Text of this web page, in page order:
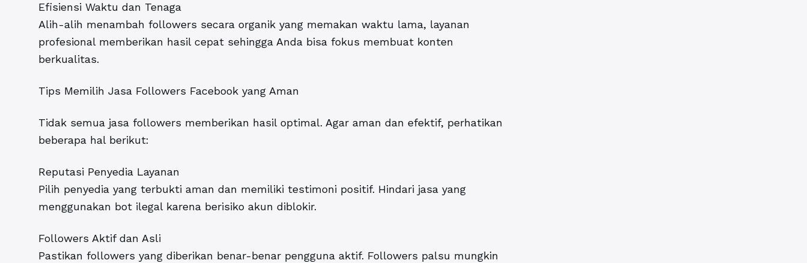
Efisiensi Waktu dan Tenaga
Alih-alih menambah followers secara organik yang memakan waktu lama, layanan
profesional memberikan hasil cepat sehingga Anda bisa fokus membuat konten
berkualitas.
Tips Memilih Jasa Followers Facebook yang Aman
Tidak semua jasa followers memberikan hasil optimal. Agar aman dan efektif, perhatikan
beberapa hal berikut:
Reputasi Penyedia Layanan
Pilih penyedia yang terbukti aman dan memiliki testimoni positif. Hindari jasa yang
menggunakan bot ilegal karena berisiko akun diblokir.
Followers Aktif dan Asli
Pastikan followers yang diberikan benar-benar pengguna aktif. Followers palsu mungkin